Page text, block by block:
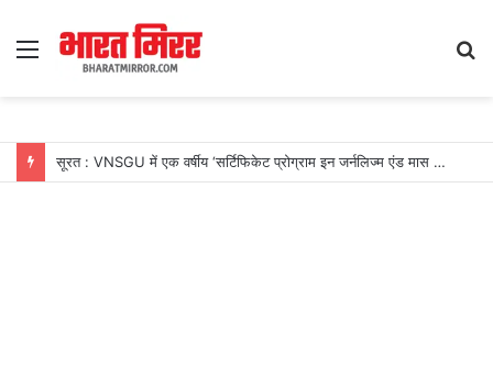
Menu
सूरत : VNSGU में एक वर्षीय ‘सर्टिफिकेट प्रोग्राम इन जर्नलिज्म एंड मास कम्युनिकेशन’ का शुभारंभ